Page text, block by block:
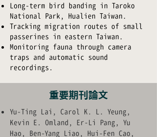
Long-term bird banding in Taroko
National Park, Hualien Taiwan.
Tracking migration routes of small
passerines in eastern Taiwan.
Monitoring fauna through camera
traps and automatic sound
recordings.
​重要期刊論文
Yu-Ting Lai, Carol K. L. Yeung,
Kevin E. Omland, Er-Li Pang, Yu
Hao, Ben-Yang Liao, Hui-Fen Cao,